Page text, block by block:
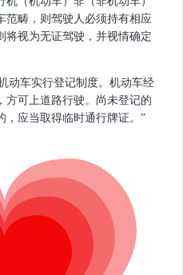
范畴，则驾驶人必须持有相应
将视为无证驾驶，并视情确定
车实行登记制度。机动车经
方可上道路行驶。尚未登记的
，应当取得临时通行牌证。”